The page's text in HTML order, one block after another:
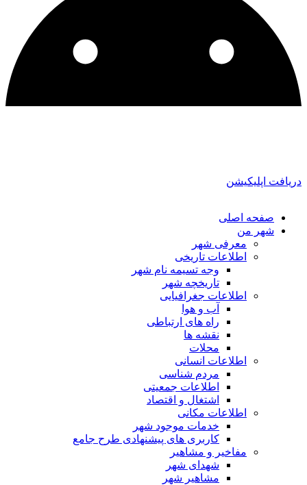
دریافت اپلیکیشن
صفحه اصلی
شهر من
معرفی شهر
اطلاعات تاریخی
وجه تسیمه نام شهر
تاریخچه شهر
اطلاعات جغرافیایی
آب و هوا
راه های ارتباطی
نقشه ها
محلات
اطلاعات انسانی
مردم شناسی
اطلاعات جمعیتی
اشتغال و اقتصاد
اطلاعات مکانی
خدمات موجود شهر
کاربری های پیشنهادی طرح جامع
مفاخیر و مشاهیر
شهدای شهر
مشاهیر شهر